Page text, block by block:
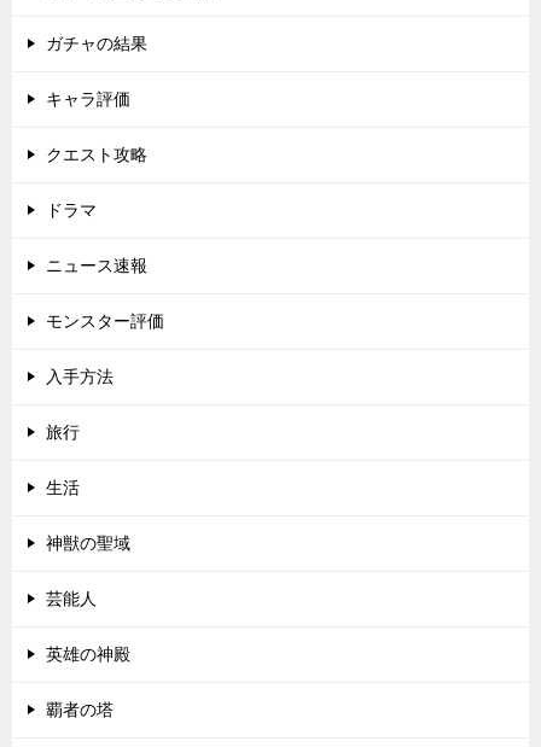
ガチャの結果
キャラ評価
クエスト攻略
ドラマ
ニュース速報
モンスター評価
入手方法
旅行
生活
神獣の聖域
芸能人
英雄の神殿
覇者の塔